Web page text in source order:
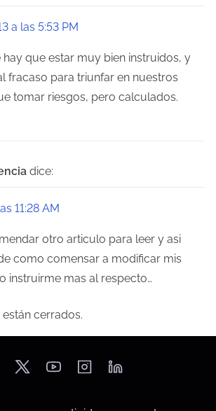
a las 5:53 PM
que estar muy bien instruidos, y
fracaso para triunfar en nuestros
tomar riesgos, pero calculados.
dice:
11:28 AM
otro articulo para leer y asi
como comensar a modificar mis
instruirme mas al respecto…
cerrados.